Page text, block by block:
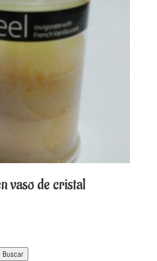
vaso de cristal
Buscar